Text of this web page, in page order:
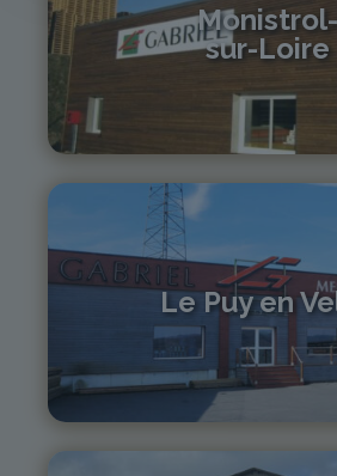
Monistrol-
sur-Loire
monistrol@gabriel-
Le Puy en
04 71 01 13
lepuy@gabriel-sa.fr